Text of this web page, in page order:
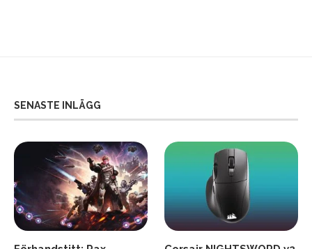
SENASTE INLÄGG